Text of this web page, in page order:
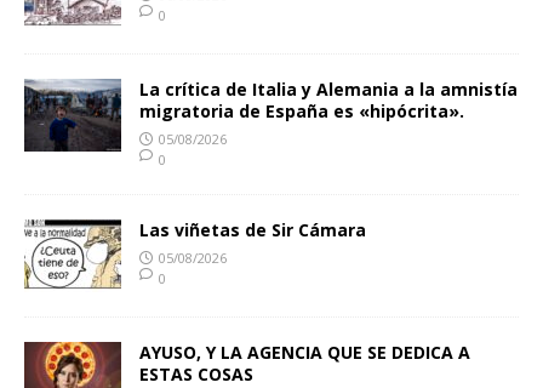
0
La crítica de Italia y Alemania a la amnistía
migratoria de España es «hipócrita».
05/08/2026
0
Las viñetas de Sir Cámara
05/08/2026
0
AYUSO, Y LA AGENCIA QUE SE DEDICA A
ESTAS COSAS